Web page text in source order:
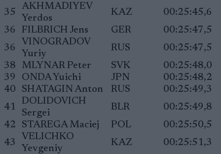
35
AKHMADIYEV
Yerdos
KAZ
00:25:45,6
36
FILBRICH Jens GER
00:25:47,5
36
VINOGRADOV
Yuriy
RUS
00:25:47,5
38
MLYNAR Peter SVK
00:25:48,0
39
ONDA Yuichi JPN
00:25:48,2
40
SHATAGIN Anton RUS
00:25:49,3
41
DOLIDOVICH
Sergei
BLR
00:25:49,8
42
STAREGA Maciej POL
00:25:50,5
43
VELICHKO
Yevgeniy
KAZ 00:25:51,3